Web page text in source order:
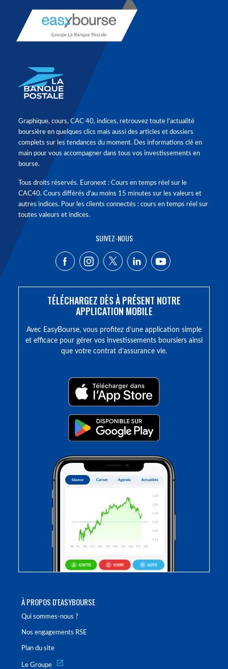
À PROPOS D'EASYBOURSE
Qui sommes-nous ?
Nos engagements RSE
Plan du site
Le Groupe
Graphique, cours, CAC 40, indices, retrouvez toute l'actualité
boursière en quelques clics mais aussi des articles et dossiers
complets sur les tendances du moment. Des informations clé en
main pour vous accompagner dans tous vos investissements en
bourse.
Tous droits réservés. Euronext : Cours en temps réel sur le
CAC40. Cours différés d'au moins 15 minutes sur les valeurs et
autres indices. Pour les clients connectés : cours en temps réel sur
toutes valeurs et indices.
SUIVEZ-NOUS
TÉLÉCHARGEZ DÈS À PRÉSENT NOTRE
APPLICATION MOBILE
Avec EasyBourse, vous profitez d’une application simple
et efficace pour gérer vos investissements boursiers ainsi
que votre contrat d’assurance vie.